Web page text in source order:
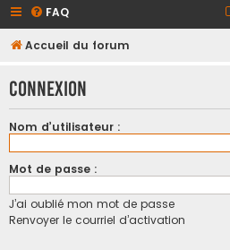
FAQ
Accueil du forum
Connexion
Nom d’utilisateur :
Mot de passe :
J’ai oublié mon mot de passe
Renvoyer le courriel d’activation